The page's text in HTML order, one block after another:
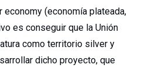
(economía plateada,
es conseguir que la Unión
como territorio silver y
dicho proyecto, que